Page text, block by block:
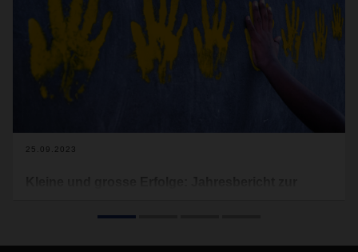
25.09.2023
benachteiligten Kindern und Jugendlichen zu verbessern –